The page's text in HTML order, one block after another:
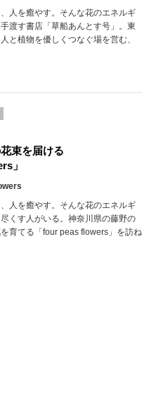
人を癒やす。そんな花のエネルギ
渡す書店「草船あんとす号」。東
と植物を優しくつなぐ場を営む、
束を届ける
」
人を癒やす。そんな花のエネルギ
くす人がいる。神奈川県の藤野の
育てる「four peas flowers」を訪ね